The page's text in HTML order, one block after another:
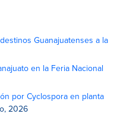
Guanajuatenses a la
en la Feria Nacional
por Cyclospora en planta
2026